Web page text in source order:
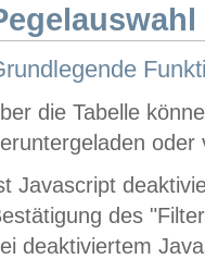
die Tabelle
oder
Javascript
des
deaktiviertem